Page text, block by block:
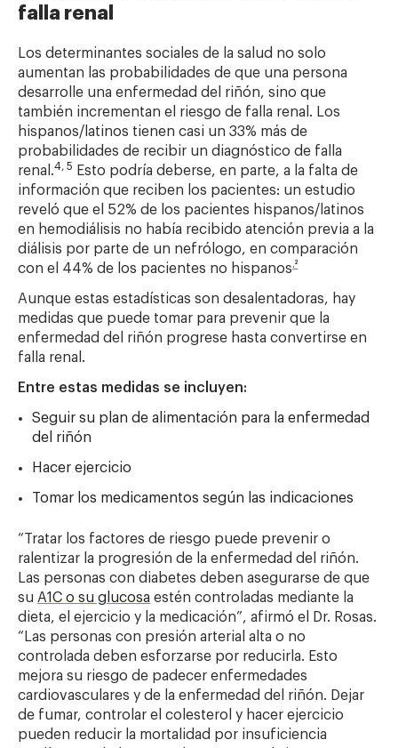
falla renal
Los determinantes sociales de la salud no solo
aumentan las probabilidades de que una persona
desarrolle una enfermedad del riñón, sino que
también incrementan el riesgo de falla renal. Los
hispanos/latinos tienen casi un 33% más de
probabilidades de recibir un diagnóstico de falla
renal.4, 5
Esto podría deberse, en parte, a la falta de
información que reciben los pacientes: un estudio
reveló que el 52% de los pacientes hispanos/latinos
en hemodiálisis no había recibido atención previa a la
diálisis por parte de un nefrólogo, en comparación
con el 44% de los pacientes no hispanos.²
Aunque estas estadísticas son desalentadoras, hay
medidas que puede tomar para prevenir que la
enfermedad del riñón progrese hasta convertirse en
falla renal.
Entre estas medidas se incluyen:
Seguir su plan de alimentación para la enfermedad
del riñón
Hacer ejercicio
Tomar los medicamentos según las indicaciones
“Tratar los factores de riesgo puede prevenir o
ralentizar la progresión de la enfermedad del riñón.
Las personas con diabetes deben asegurarse de que
su A1C o su glucosa estén controladas mediante la
dieta, el ejercicio y la medicación”, afirmó el Dr. Rosas.
“Las personas con presión arterial alta o no
controlada deben esforzarse por reducirla. Esto
mejora su riesgo de padecer enfermedades
cardiovasculares y de la enfermedad del riñón. Dejar
de fumar, controlar el colesterol y hacer ejercicio
pueden reducir la mortalidad por insuficiencia